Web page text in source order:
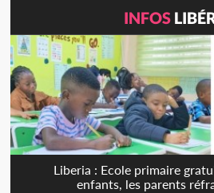
INFOS
Liberia : Ecole primaire
enfants, les parents